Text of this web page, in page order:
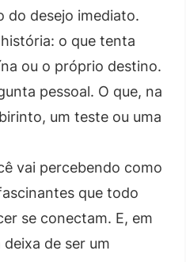
do desejo imediato.
o que tenta
ou o próprio destino.
pessoal. O que, na
um teste ou uma
vai percebendo como
que todo
se conectam. E, em
de ser um